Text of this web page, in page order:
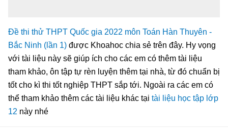
Đề thi thử THPT Quốc gia 2022 môn Toán Hàn Thuyên -
Bắc Ninh (lần 1) được Khoahoc chia sẻ trên đây. Hy vọng
với tài liệu này sẽ giúp ích cho các em có thêm tài liệu
tham khảo, ôn tập tự rèn luyện thêm tại nhà, từ đó chuẩn bị
tốt cho kì thi tốt nghiệp THPT sắp tới. Ngoài ra các em có
thể tham khảo thêm các tài liệu khác tại tài liệu học tập lớp
12 này nhé